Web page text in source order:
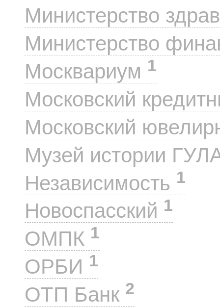
Министерство
Министерство
Москвариум 1
Московский
Московский
Музей истории
Независимость 1
Новоспасский 1
ОМПК 1
ОРБИ 1
ОТП Банк 2